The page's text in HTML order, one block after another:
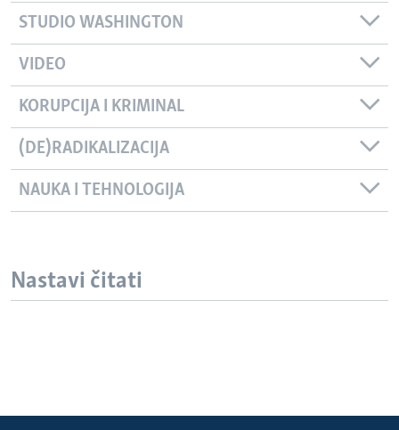
STUDIO WASHINGTON
VIDEO
KORUPCIJA I KRIMINAL
(DE)RADIKALIZACIJA
NAUKA I TEHNOLOGIJA
Nastavi čitati